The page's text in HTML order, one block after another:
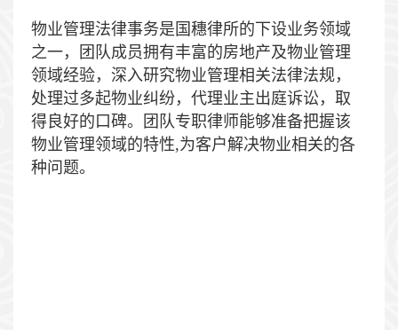
物业管理法律事务是国穗律所的下设业务领域
之一，团队成员拥有丰富的房地产及物业管理
领域经验，深入研究物业管理相关法律法规，
处理过多起物业纠纷，代理业主出庭诉讼，取
得良好的口碑。团队专职律师能够准备把握该
物业管理领域的特性,为客户解决物业相关的各
种问题。